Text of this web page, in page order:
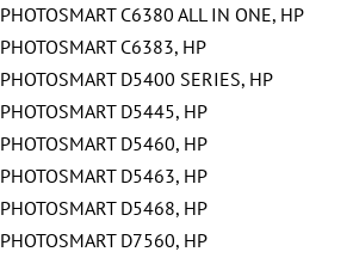
PHOTOSMART C6380 ALL IN ONE, HP
PHOTOSMART C6383, HP
PHOTOSMART D5400 SERIES, HP
PHOTOSMART D5445, HP
PHOTOSMART D5460, HP
PHOTOSMART D5463, HP
PHOTOSMART D5468, HP
PHOTOSMART D7560, HP